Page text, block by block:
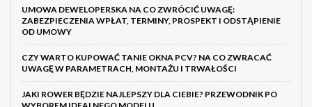
UMOWA DEWELOPERSKA NA CO ZWRÓCIĆ UWAGĘ:
ZABEZPIECZENIA WPŁAT, TERMINY, PROSPEKT I ODSTĄPIENIE
OD UMOWY
CZY WARTO KUPOWAĆ TANIE OKNA PCV? NA CO ZWRACAĆ
UWAGĘ W PARAMETRACH, MONTAŻU I TRWAŁOŚCI
JAKI ROWER BĘDZIE NAJLEPSZY DLA CIEBIE? PRZEWODNIK PO